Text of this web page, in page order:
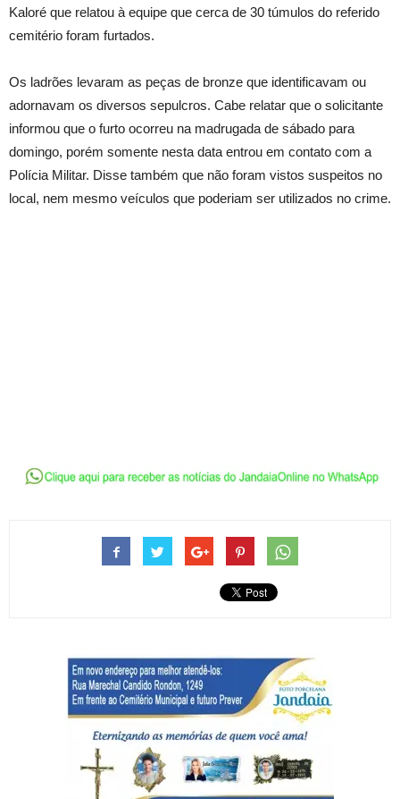
Kaloré que relatou à equipe que cerca de 30 túmulos do referido
cemitério foram furtados.
Os ladrões levaram as peças de bronze que identificavam ou
adornavam os diversos sepulcros. Cabe relatar que o solicitante
informou que o furto ocorreu na madrugada de sábado para
domingo, porém somente nesta data entrou em contato com a
Polícia Militar. Disse também que não foram vistos suspeitos no
local, nem mesmo veículos que poderiam ser utilizados no crime.